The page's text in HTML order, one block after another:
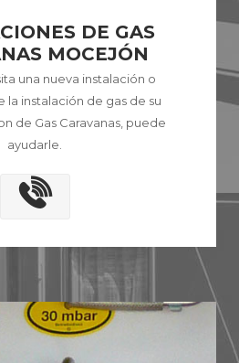
DE GAS
MOCEJÓN
una nueva instalación o
la instalación de gas de su
de Gas Caravanas, puede
ayudarle.